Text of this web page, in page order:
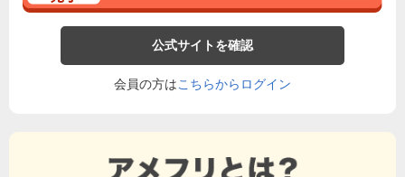
公式サイトを確認
会員の方はこちらからログイン